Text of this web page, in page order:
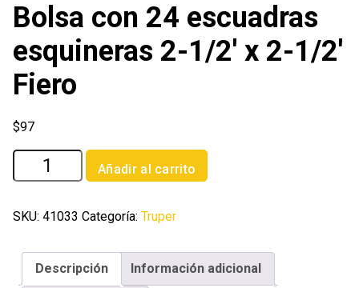
Bolsa con 24 escuadras
esquineras 2-1/2′ x 2-1/2′
Fiero
$97
Bolsa
con
escuadras
2-
Añadir al carrito
SKU: 41033 Categoría: Truper
Descripción Información adicional